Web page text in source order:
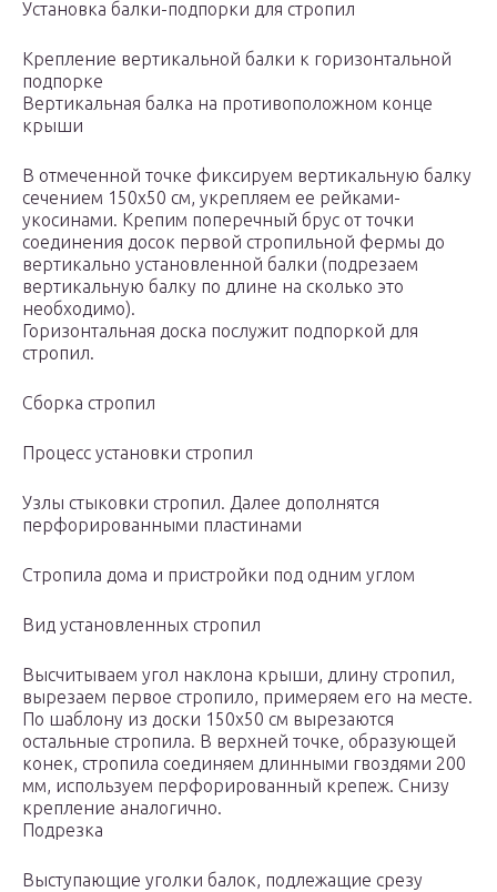
Установка балки-подпорки для стропил
Крепление вертикальной балки к горизонтальной
подпорке
Вертикальная балка на противоположном конце
крыши
В отмеченной точке фиксируем вертикальную балку
сечением 150х50 см, укрепляем ее рейками-
укосинами. Крепим поперечный брус от точки
соединения досок первой стропильной фермы до
вертикально установленной балки (подрезаем
вертикальную балку по длине на сколько это
необходимо).
Горизонтальная доска послужит подпоркой для
стропил.
Сборка стропил
Процесс установки стропил
Узлы стыковки стропил. Далее дополнятся
перфорированными пластинами
Стропила дома и пристройки под одним углом
Вид установленных стропил
Высчитываем угол наклона крыши, длину стропил,
вырезаем первое стропило, примеряем его на месте.
По шаблону из доски 150х50 см вырезаются
остальные стропила. В верхней точке, образующей
конек, стропила соединяем длинными гвоздями 200
мм, используем перфорированный крепеж. Снизу
крепление аналогично.
Подрезка
Выступающие уголки балок, подлежащие срезу